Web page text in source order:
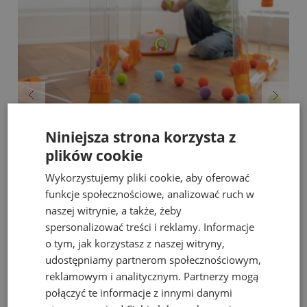
Fat Brain Toys dmuchawa do piłek Air Toobz
489,00 zł
Cena regularna:526,00 zł
Najniższa cena:
469,00 zł
do koszyka
Niniejsza strona korzysta z
plików cookie
Wykorzystujemy pliki cookie, aby oferować
funkcje społecznościowe, analizować ruch w
naszej witrynie, a także, żeby
spersonalizować treści i reklamy. Informacje
o tym, jak korzystasz z naszej witryny,
udostępniamy partnerom społecznościowym,
reklamowym i analitycznym. Partnerzy mogą
połączyć te informacje z innymi danymi